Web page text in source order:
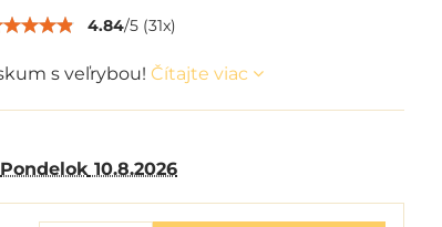
4.84/5 (31x)
s veľrybou! Čítajte viac
Pondelok 10.8.2026